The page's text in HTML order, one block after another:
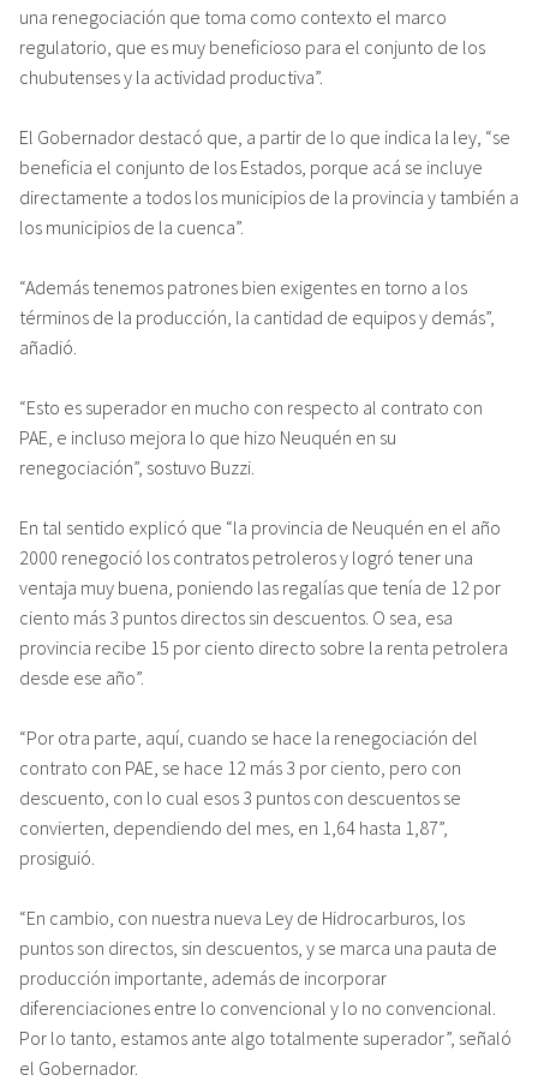
una renegociación que toma como contexto el marco
regulatorio, que es muy beneficioso para el conjunto de los
chubutenses y la actividad productiva”.
El Gobernador destacó que, a partir de lo que indica la ley, “se
beneficia el conjunto de los Estados, porque acá se incluye
directamente a todos los municipios de la provincia y también a
los municipios de la cuenca”.
“Además tenemos patrones bien exigentes en torno a los
términos de la producción, la cantidad de equipos y demás”,
añadió.
“Esto es superador en mucho con respecto al contrato con
PAE, e incluso mejora lo que hizo Neuquén en su
renegociación”, sostuvo Buzzi.
En tal sentido explicó que “la provincia de Neuquén en el año
2000 renegoció los contratos petroleros y logró tener una
ventaja muy buena, poniendo las regalías que tenía de 12 por
ciento más 3 puntos directos sin descuentos. O sea, esa
provincia recibe 15 por ciento directo sobre la renta petrolera
desde ese año”.
“Por otra parte, aquí, cuando se hace la renegociación del
contrato con PAE, se hace 12 más 3 por ciento, pero con
descuento, con lo cual esos 3 puntos con descuentos se
convierten, dependiendo del mes, en 1,64 hasta 1,87”,
prosiguió.
“En cambio, con nuestra nueva Ley de Hidrocarburos, los
puntos son directos, sin descuentos, y se marca una pauta de
producción importante, además de incorporar
diferenciaciones entre lo convencional y lo no convencional.
Por lo tanto, estamos ante algo totalmente superador”, señaló
el Gobernador.